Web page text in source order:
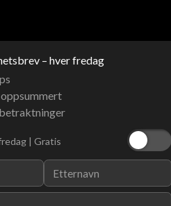
– hver fredag
| Gratis